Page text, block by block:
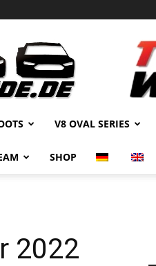
V8 OVAL SERIES
SHOP
2022